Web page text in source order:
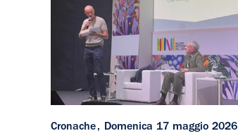
Cronache
Domenica 17 maggio 2026